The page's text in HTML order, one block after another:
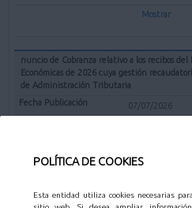
POLÍTICA DE COOKIES
Esta entidad utiliza cookies necesarias
Mostrar
nuncio de Cobranza relativo a los recibos
Económicas de 2026 cuya gestión
de Administración Tributaria
07/07/2026
Mostrar